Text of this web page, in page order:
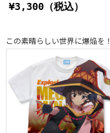
¥3,300（税込）
この素晴らしい世界に爆焔を！